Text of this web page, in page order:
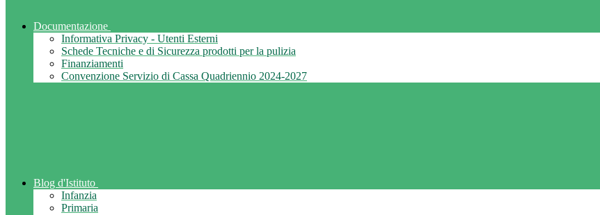
Documentazione
Informativa Privacy - Utenti Esterni
Schede Tecniche e di Sicurezza prodotti per la pulizia
Finanziamenti
Convenzione Servizio di Cassa Quadriennio 2024-2027
Blog d'Istituto
Infanzia
Primaria